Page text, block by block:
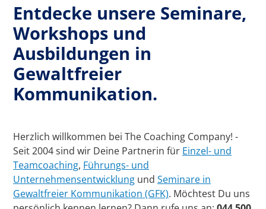
Entdecke unsere Seminare,
Workshops und
Ausbildungen in
Gewaltfreier
Kommunikation.
Herzlich willkommen bei The Coaching Company! -
Seit 2004 sind wir Deine Partnerin für Einzel- und
Teamcoaching, Führungs- und
Unternehmensentwicklung und Seminare in
Gewaltfreier Kommunikation (GFK). Möchtest Du uns